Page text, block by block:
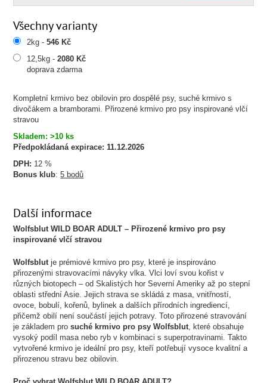
Kompletní krmivo bez obilovin pro dospělé psy, suché krmivo s
divočákem a bramborami. Přirozené krmivo pro psy inspirované vlčí
stravou
Skladem: >10 ks
Předpokládaná expirace: 11.12.2026
DPH: 12 %
Bonus klub:5 bodů
Všechny varianty
2kg -546 Kč
12,5kg -2080 Kč
doprava zdarma
Další informace
Wolfsblut WILD BOAR ADULT – Přirozené krmivo pro psy
inspirované vlčí stravou
Wolfsblutje prémiové krmivo pro psy, které je inspirováno
přirozenými stravovacími návyky vlka. Vlci loví svou kořist v
různých biotopech – od Skalistých hor Severní Ameriky až po stepní
oblasti střední Asie. Jejich strava se skládá z masa, vnitřností,
ovoce, bobulí, kořenů, bylinek a dalších přírodních ingrediencí,
přičemž obilí není součástí jejich potravy. Toto přirozené stravování
je základem prosuché krmivo pro psy Wolfsblut, které obsahuje
vysoký podíl masa nebo ryb v kombinaci s superpotravinami. Takto
vytvořené krmivo je ideální pro psy, kteří potřebují vysoce kvalitní a
přirozenou stravu bez obilovin.